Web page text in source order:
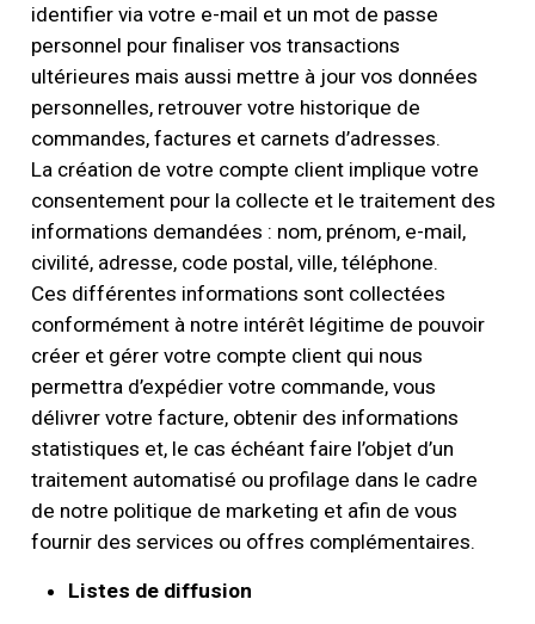
identifier via votre e-mail et un mot de passe
personnel pour finaliser vos transactions
ultérieures mais aussi mettre à jour vos données
personnelles, retrouver votre historique de
commandes, factures et carnets d’adresses.
La création de votre compte client implique votre
consentement pour la collecte et le traitement des
informations demandées : nom, prénom, e-mail,
civilité, adresse, code postal, ville, téléphone.
Ces différentes informations sont collectées
conformément à notre intérêt légitime de pouvoir
créer et gérer votre compte client qui nous
permettra d’expédier votre commande, vous
délivrer votre facture, obtenir des informations
statistiques et, le cas échéant faire l’objet d’un
traitement automatisé ou profilage dans le cadre
de notre politique de marketing et afin de vous
fournir des services ou offres complémentaires.
Listes de diffusion